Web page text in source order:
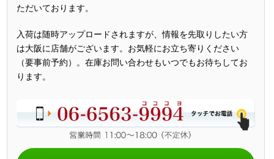
ただいております。
入荷は随時アップロードされますが、情報を先取りしたい方
は大阪に店舗がございます。お気軽にお立ち寄りください
（要事前予約）。在庫お問い合わせもいつでもお待ちしてお
ります。